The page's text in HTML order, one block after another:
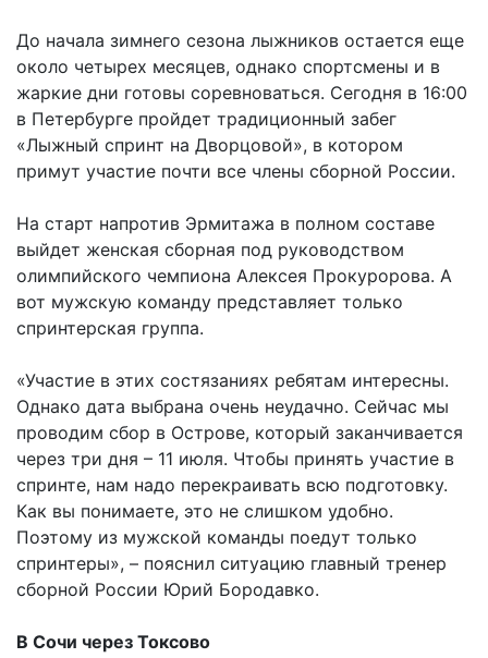
До начала зимнего сезона лыжников остается еще
около четырех месяцев, однако спортсмены и в
жаркие дни готовы соревноваться. Сегодня в 16:00
в Петербурге пройдет традиционный забег
«Лыжный спринт на Дворцовой», в котором
примут участие почти все члены сборной России.
На старт напротив Эрмитажа в полном составе
выйдет женская сборная под руководством
олимпийского чемпиона Алексея Прокуророва. А
вот мужскую команду представляет только
спринтерская группа.
«Участие в этих состязаниях ребятам интересны.
Однако дата выбрана очень неудачно. Сейчас мы
проводим сбор в Острове, который заканчивается
через три дня – 11 июля. Чтобы принять участие в
спринте, нам надо перекраивать всю подготовку.
Как вы понимаете, это не слишком удобно.
Поэтому из мужской команды поедут только
спринтеры», – пояснил ситуацию главный тренер
сборной России Юрий Бородавко.
В Сочи через Токсово